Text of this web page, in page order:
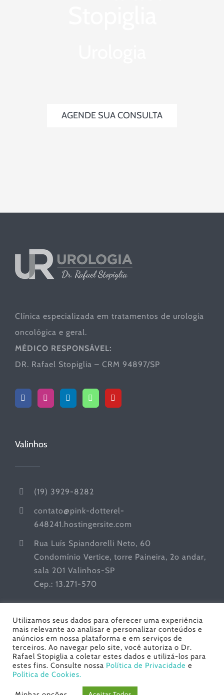
AGENDE SUA CONSULTA
Clínica especializada em tratamentos de urologia
oncológica e geral.
MÉDICO RESPONSÁVEL:
DR. Rafael Stopiglia – CRM 94897/SP
Valinhos
(19) 3929-8282
contato@pink-dotterel-
648241.hostingersite.com
Rua Luís Spiandorelli Neto, 60
Condomínio Vertice, torre Paineira, 2o andar,
sala 201 Valinhos-SP
Cep.: 13.271-570
Dr. Rafael Stopiglia - Urologia | Todos os Direitos
Utilizamos seus dados para oferecer uma experiência
mais relevante ao analisar e personalizar conteúdos e
anúncios em nossa plataforma e em serviços de
terceiros. Ao navegar pelo site, você autoriza o Dr.
Rafael Stopiglia a coletar estes dados e utilizá-los para
estes fins. Consulte nossa Política de Privacidade e
Política de Cookies.